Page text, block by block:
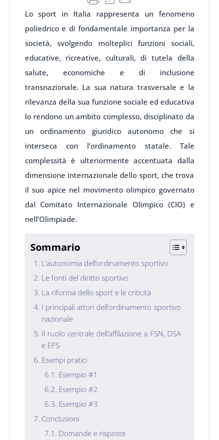
Lo sport in Italia rappresenta un fenomeno
poliedrico e di fondamentale importanza per la
società, svolgendo molteplici funzioni sociali,
educative, ricreative, culturali, di tutela della
salute, economiche e di inclusione
transnazionale. La sua natura trasversale e la
rilevanza della sua funzione sociale ed educativa
lo rendono un ambito complesso, disciplinato da
un ordinamento giuridico autonomo che si
interseca con l’ordinamento statale. Tale
complessità è ulteriormente accentuata dalla
dimensione internazionale dello sport, che trova
il suo apice nel movimento olimpico governato
dal Comitato Internazionale Olimpico (CIO) e
nell’Olimpiade.
Sommario
L’autonomia dell’ordinamento sportivo
Le fonti del diritto sportivo
La riforma dello sport e le criticità
I principali attori dell’ordinamento sportivo
nazionale
Il ruolo centrale dell’affilazione a FSN, DSA
e EPS
Esempi pratici
Esempio #1
Esempio #2
Esempio #3
Conclusioni
Domande e risposte